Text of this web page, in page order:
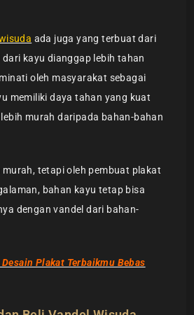
ada juga yang terbuat dari
kayu dianggap lebih tahan
oleh masyarakat sebagai
memiliki daya tahan yang kuat
murah daripada bahan-bahan
tetapi oleh pembuat plakat
bahan kayu tetap bisa
dengan vandel dari bahan-
Plakat Terbaikmu Bebas